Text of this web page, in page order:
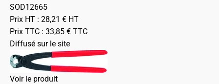
SOD12665
Prix HT : 28,21 € HT
Prix TTC : 33,85 € TTC
Diffusé sur le site
Voir le produit